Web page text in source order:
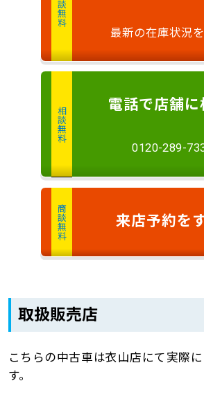
相談無料
最新の在庫状況
相談無料
電話で店舗に
0120-289-
商談無料 来店予約を
取扱販売店
こちらの中古車は衣山店にて実際
す。